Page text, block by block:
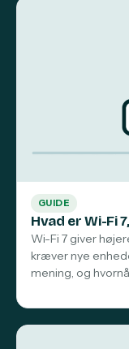
GUIDE
Hvad er Wi-Fi
Wi-Fi 7 giver
kræver nye
mening, og